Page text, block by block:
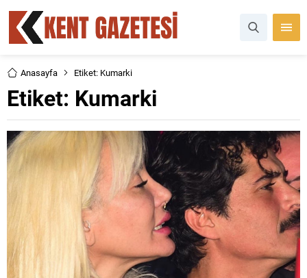
Anasayfa Etiket: Kumarki
Etiket: Kumarki